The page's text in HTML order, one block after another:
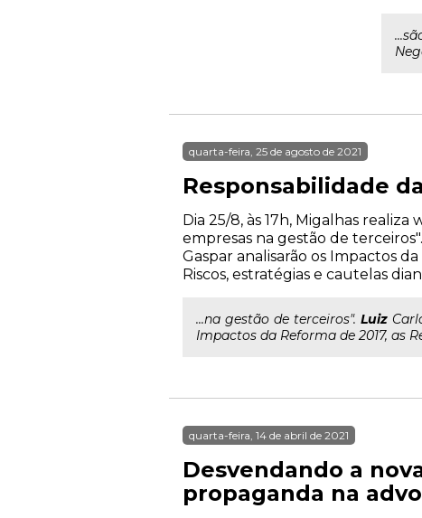
quarta-feira, 25 de agosto de 2021
Responsabilidade
Dia 25/8, às 17h, Migalhas
empresas na gestão de
Gaspar analisarão os Impactos
Riscos, estratégias e cautelas
...na gestão de terceiros". Luiz
Impactos da Reforma de 2017, as
quarta-feira, 14 de abril de 2021
Desvendando a
propaganda na